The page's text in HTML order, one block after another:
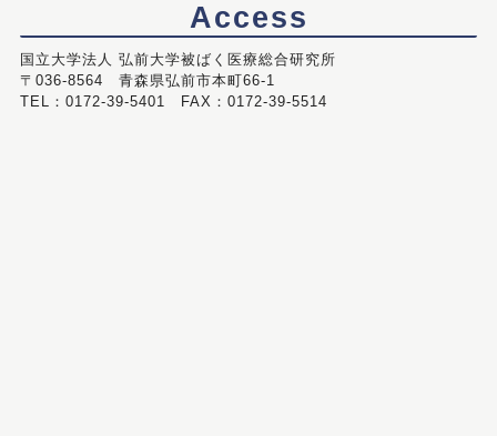
Access
国立大学法人 弘前大学被ばく医療総合研究所
〒036-8564 青森県弘前市本町66-1
TEL：0172-39-5401 FAX：0172-39-5514